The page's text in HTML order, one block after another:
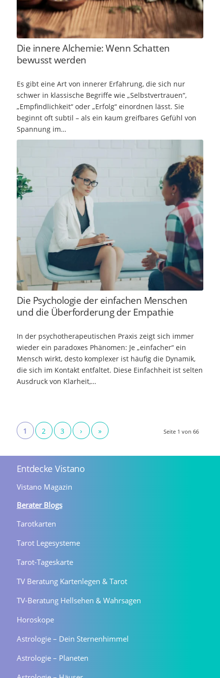
Die innere Alchemie: Wenn Schatten
bewusst werden
Es gibt eine Art von innerer Erfahrung, die sich nur
schwer in klassische Begriffe wie „Selbstvertrauen“,
„Empfindlichkeit“ oder „Erfolg“ einordnen lässt. Sie
beginnt oft subtil – als ein kaum greifbares Gefühl von
Spannung im…
Die Psychologie der einfachen Menschen
und die Überforderung der Empathie
In der psychotherapeutischen Praxis zeigt sich immer
wieder ein paradoxes Phänomen: Je „einfacher“ ein
Mensch wirkt, desto komplexer ist häufig die Dynamik,
die sich im Kontakt entfaltet. Diese Einfachheit ist selten
Ausdruck von Klarheit,…
Seite 1 von 66
1 2 3 › »
Entdecke Vistano
Vistano Magazin
Berater Blogs
Tarotkarten
Tarot Legesysteme
Tarot-Tageskarte
TV Beratung Kartenlegen & Tarot
TV-Beratung Hellsehen & Wahrsagen
Horoskope
Astrologie – Dein Sternenhimmel
Astrologie – Planeten